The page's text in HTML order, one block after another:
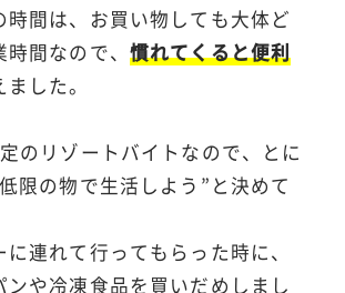
時間は、お買い物しても大体ど
間なので、 慣れてくると便利
した。
のリゾートバイトなので、とに
限の物で生活しよう”と決めて
連れて行ってもらった時に、
ンや冷凍食品を買いだめしまし